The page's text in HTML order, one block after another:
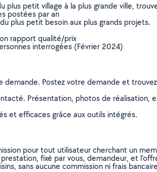
petit village à la plus grande ville,
postées par an
plus petit besoin aux plus grands projets.
rapport qualité/prix
interrogées (Février 2024)
Postez votre demande et
Présentation, photos de réalisation,
et efficaces grâce aux outils intégrés.
pour tout utilisateur cherchant un
fixé par vous, demandeur, et
sans aucune commission ni frais